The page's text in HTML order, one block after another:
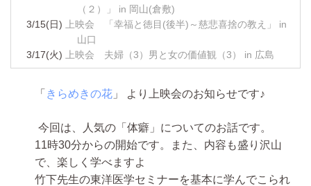
（２）」 in 岡山(倉敷)
3/15(日)
上映会 「幸福と徳目(後半)～慈悲喜捨の教え」 in
山口
3/17(火)
上映会 夫婦（3）男と女の価値観（3） in 広島
「 きらめきの花 」 より上映会のお知らせです♪
今回は、人気の「体癖」についてのお話です。
11時30分からの開始です。また、内容も盛り沢山
で、楽しく学べますよ
竹下先生の東洋医学セミナーを基本に学んでこられ